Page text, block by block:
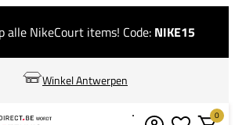
alle NikeCourt items! Code: NIKE15
Winkel Antwerpen
0